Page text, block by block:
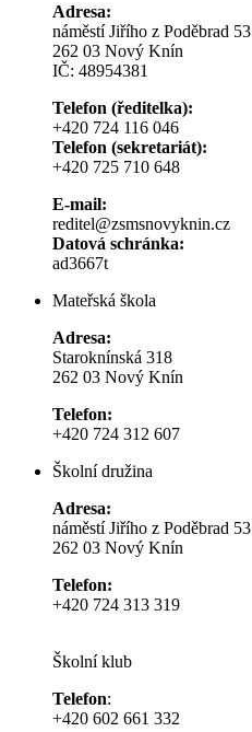
Adresa:
náměstí Jiřího z Poděbrad 53
262 03 Nový Knín
IČ: 48954381
Telefon (ředitelka):
+420 724 116 046
Telefon (sekretariát):
+420 725 710 648
E-mail:
reditel@zsmsnovyknin.cz
Datová schránka:
ad3667t
Mateřská škola
Adresa:
Staroknínská 318
262 03 Nový Knín
Telefon:
+420 724 312 607
Školní družina
Adresa:
náměstí Jiřího z Poděbrad 53
262 03 Nový Knín
Telefon:
+420 724 313 319
Školní klub
Telefon:
+420 602 661 332